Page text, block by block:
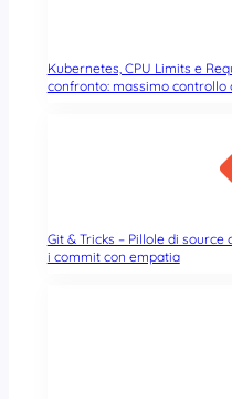
Kubernetes, CPU Limits e
confronto: massimo controllo
Git & Tricks – Pillole di
i commit con empatia